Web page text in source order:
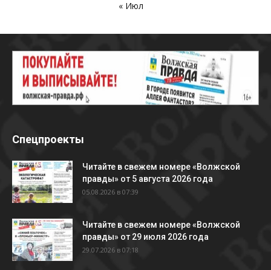
« Июл
Спецпроекты
Читайте в свежем номере «Волжской
правды» от 5 августа 2026 года
05.08.2026 в 07:39
Читайте в свежем номере «Волжской
правды» от 29 июля 2026 года
29.07.2026 в 07:18